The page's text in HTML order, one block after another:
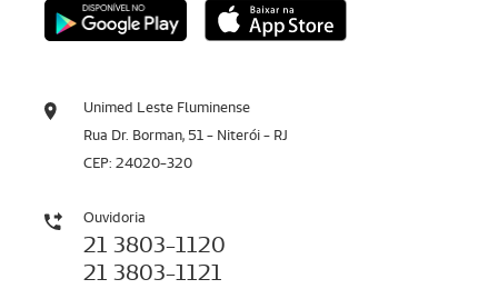
Unimed Leste Fluminense
Rua Dr. Borman, 51 - Niterói - RJ
CEP: 24020-320
Ouvidoria
21 3803-1120
21 3803-1121